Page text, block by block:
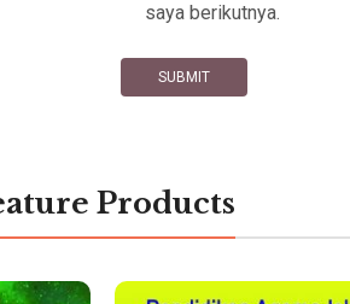
saya berikutnya.
Products